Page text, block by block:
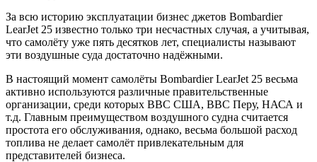
За всю историю эксплуатации бизнес джетов Bombardier
LearJet 25 известно только три несчастных случая, а учитывая,
что самолёту уже пять десятков лет, специалисты называют
эти воздушные суда достаточно надёжными.
В настоящий момент самолёты Bombardier LearJet 25 весьма
активно используются различные правительственные
организации, среди которых ВВС США, ВВС Перу, НАСА и
т.д. Главным преимуществом воздушного судна считается
простота его обслуживания, однако, весьма большой расход
топлива не делает самолёт привлекательным для
представителей бизнеса.